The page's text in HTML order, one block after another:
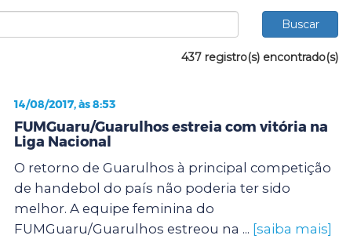
437 registro(s) encontrado(s)
14/08/2017, às 8:53
FUMGuaru/Guarulhos estreia com vitória na
Liga Nacional
O retorno de Guarulhos à principal competição
de handebol do país não poderia ter sido
melhor. A equipe feminina do
FUMGuaru/Guarulhos estreou na ... [saiba mais]